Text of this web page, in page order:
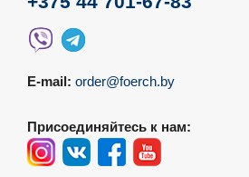
E-mail: order@foerch.by
Присоединяйтесь к нам: